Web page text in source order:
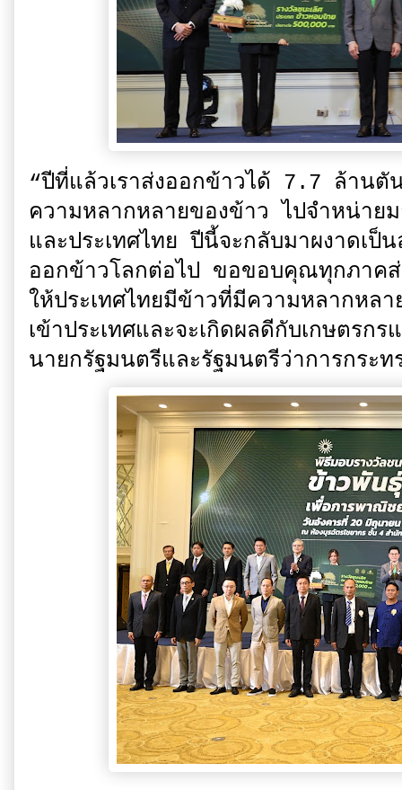
“ปีที่แล้วเราส่งออกข้าวได้ 7.7 ล้าน
ความหลากหลายของข้าว ไปจำหน่าย
และประเทศไทย ปีนี้จะกลับมาผงาดเ
ออกข้าวโลกต่อไป ขอขอบคุณทุกภาค
ให้ประเทศไทยมีข้าวที่มีความหลากหล
เข้าประเทศและจะเกิดผลดีกับเกษตรก
นายกรัฐมนตรีและรัฐมนตรีว่าการกระ